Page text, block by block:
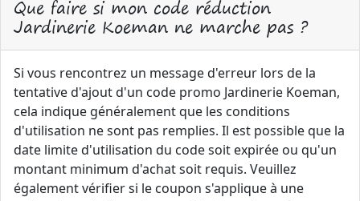
Que faire si mon code réduction
Jardinerie Koeman ne marche pas ?
Si vous rencontrez un message d'erreur lors de la
tentative d'ajout d'un code promo Jardinerie Koeman,
cela indique généralement que les conditions
d'utilisation ne sont pas remplies. Il est possible que la
date limite d'utilisation du code soit expirée ou qu'un
montant minimum d'achat soit requis. Veuillez
également vérifier si le coupon s'applique à une